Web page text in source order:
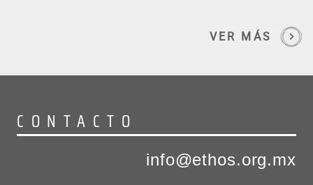
VER MÁS
CONTACTO
info@ethos.org.mx